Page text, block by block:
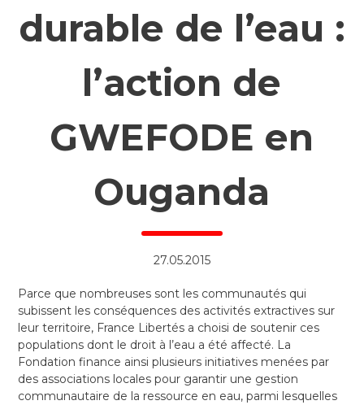
durable de l’eau :
l’action de
GWEFODE en
Ouganda
27.05.2015
Parce que nombreuses sont les communautés qui
subissent les conséquences des activités extractives sur
leur territoire, France Libertés a choisi de soutenir ces
populations dont le droit à l’eau a été affecté. La
Fondation finance ainsi plusieurs initiatives menées par
des associations locales pour garantir une gestion
communautaire de la ressource en eau, parmi lesquelles